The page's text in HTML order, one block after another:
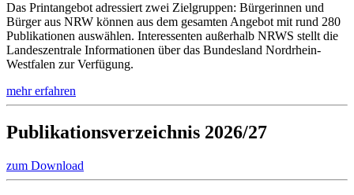
Das Printangebot adressiert zwei Zielgruppen: Bürgerinnen und
Bürger aus NRW können aus dem gesamten Angebot mit rund 280
Publikationen auswählen. Interessenten außerhalb NRWS stellt die
Landeszentrale Informationen über das Bundesland Nordrhein-
Westfalen zur Verfügung.
mehr erfahren
Publikations­verzeichnis 2026/27
zum Download